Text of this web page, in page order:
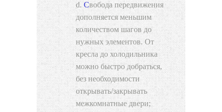
Свобода передвижения
дополняется меньшим
количеством шагов до
нужных элементов. От
кресла до холодильника
можно быстро добраться,
без необходимости
открывать/закрывать
межкомнатные двери;